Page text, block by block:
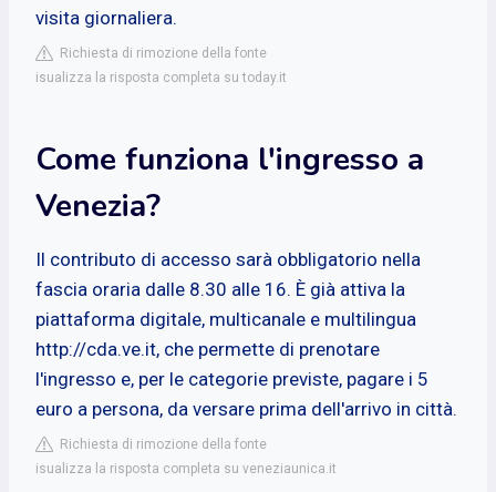
visita giornaliera.
Richiesta di rimozione della fonte
isualizza la risposta completa su today.it
Come funziona l'ingresso a
Venezia?
Il contributo di accesso sarà obbligatorio nella
fascia oraria dalle 8.30 alle 16. È già attiva la
piattaforma digitale, multicanale e multilingua
http://cda.ve.it, che permette di prenotare
l'ingresso e, per le categorie previste, pagare i 5
euro a persona, da versare prima dell'arrivo in città.
Richiesta di rimozione della fonte
isualizza la risposta completa su veneziaunica.it